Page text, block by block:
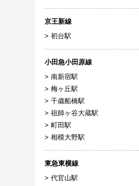
京王新線
初台駅
小田急小田原線
南新宿駅
梅ヶ丘駅
千歳船橋駅
祖師ヶ谷大蔵駅
町田駅
相模大野駅
東急東横線
代官山駅